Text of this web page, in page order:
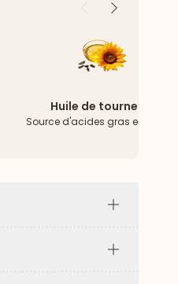
PrécédentSuivant
Huile de tournesol
Source d'acides gras
Plus
Plus